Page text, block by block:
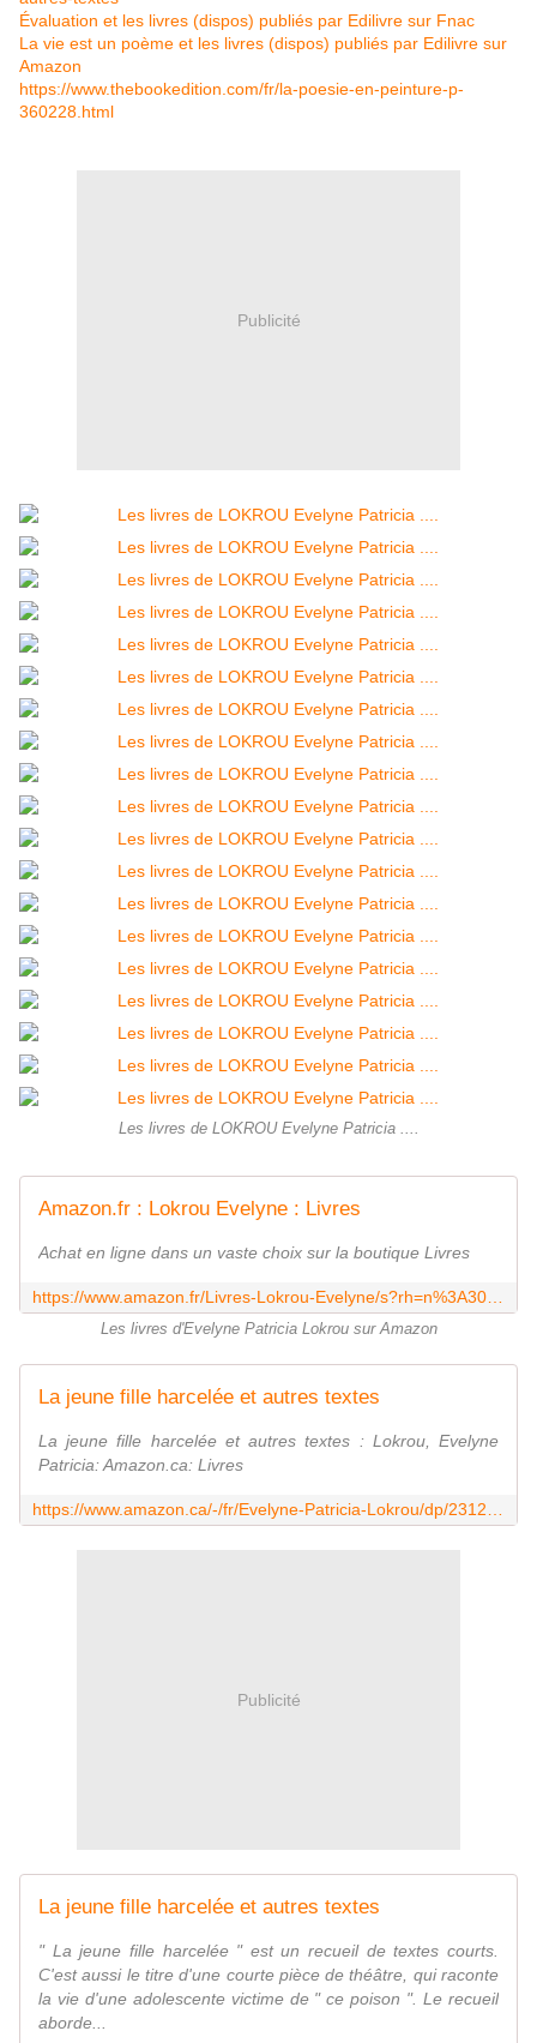
Évaluation et les livres (dispos) publiés par Edilivre sur Fnac
La vie est un poème et les livres (dispos) publiés par Edilivre sur
Amazon
https://www.thebookedition.com/fr/la-poesie-en-peinture-p-
360228.html
Publicité
Les livres de LOKROU Evelyne Patricia ....
Amazon.fr : Lokrou Evelyne : Livres
Achat en ligne dans un vaste choix sur la boutique Livres
Les livres d'Evelyne Patricia Lokrou sur Amazon
La jeune fille harcelée et autres textes
La jeune fille harcelée et autres textes : Lokrou, Evelyne
Patricia: Amazon.ca: Livres
Publicité
La jeune fille harcelée et autres textes
" La jeune fille harcelée " est un recueil de textes courts.
C'est aussi le titre d'une courte pièce de théâtre, qui raconte
la vie d'une adolescente victime de " ce poison ". Le recueil
aborde...